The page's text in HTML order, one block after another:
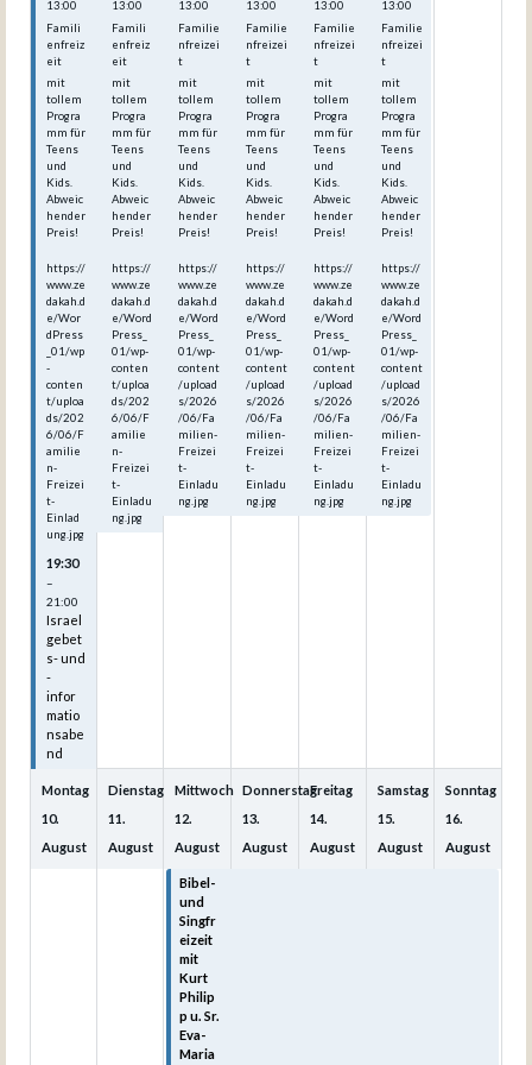
13:00
Famili
enfreiz
eit
mit
tollem
Progra
mm für
Teens
und
Kids.
Abweic
hender
Preis!
https://
www.ze
dakah.d
e/Wor
dPress
_01/wp
-
conten
t/uploa
ds/202
6/06/F
amilie
n-
Freizei
t-
Einlad
ung.jpg
19:30
–
21:00
Israel
gebet
s- und
-
infor
matio
nsabe
nd
13:00
Famili
enfreiz
eit
mit
tollem
Progra
mm für
Teens
und
Kids.
Abweic
hender
Preis!
https://
www.ze
dakah.d
e/Word
Press_
01/wp-
conten
t/uploa
ds/202
6/06/F
amilie
n-
Freizei
t-
Einladu
ng.jpg
13:00
Familie
nfreizei
t
mit
tollem
Progra
mm für
Teens
und
Kids.
Abweic
hender
Preis!
https://
www.ze
dakah.d
e/Word
Press_
01/wp-
content
/upload
s/2026
/06/Fa
milien-
Freizei
t-
Einladu
ng.jpg
13:00
Familie
nfreizei
t
mit
tollem
Progra
mm für
Teens
und
Kids.
Abweic
hender
Preis!
https://
www.ze
dakah.d
e/Word
Press_
01/wp-
content
/upload
s/2026
/06/Fa
milien-
Freizei
t-
Einladu
ng.jpg
13:00
Familie
nfreizei
t
mit
tollem
Progra
mm für
Teens
und
Kids.
Abweic
hender
Preis!
https://
www.ze
dakah.d
e/Word
Press_
01/wp-
content
/upload
s/2026
/06/Fa
milien-
Freizei
t-
Einladu
ng.jpg
13:00
Familie
nfreizei
t
mit
tollem
Progra
mm für
Teens
und
Kids.
Abweic
hender
Preis!
https://
www.ze
dakah.d
e/Word
Press_
01/wp-
content
/upload
s/2026
/06/Fa
milien-
Freizei
t-
Einladu
ng.jpg
Montag
10.
August
Dienstag
11.
August
Mittwoch
12.
August
Bibel-
und
Singfr
eizeit
mit
Kurt
Philip
p u. Sr.
Eva-
Maria
Donnerstag
13.
August
Freitag
14.
August
Samstag
15.
August
Sonntag
16.
August